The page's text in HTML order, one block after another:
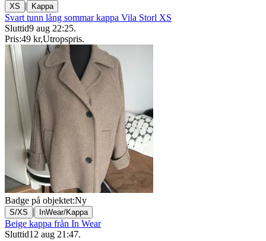
XS | Kappa
Svart tunn lång sommar kappa Vila Storl XS
Sluttid9 aug 22:25.
Pris:49 kr,Utropspris.
Badge på objektet:Ny
S/XS | InWear/Kappa
Beige kappa från In Wear
Sluttid12 aug 21:47.